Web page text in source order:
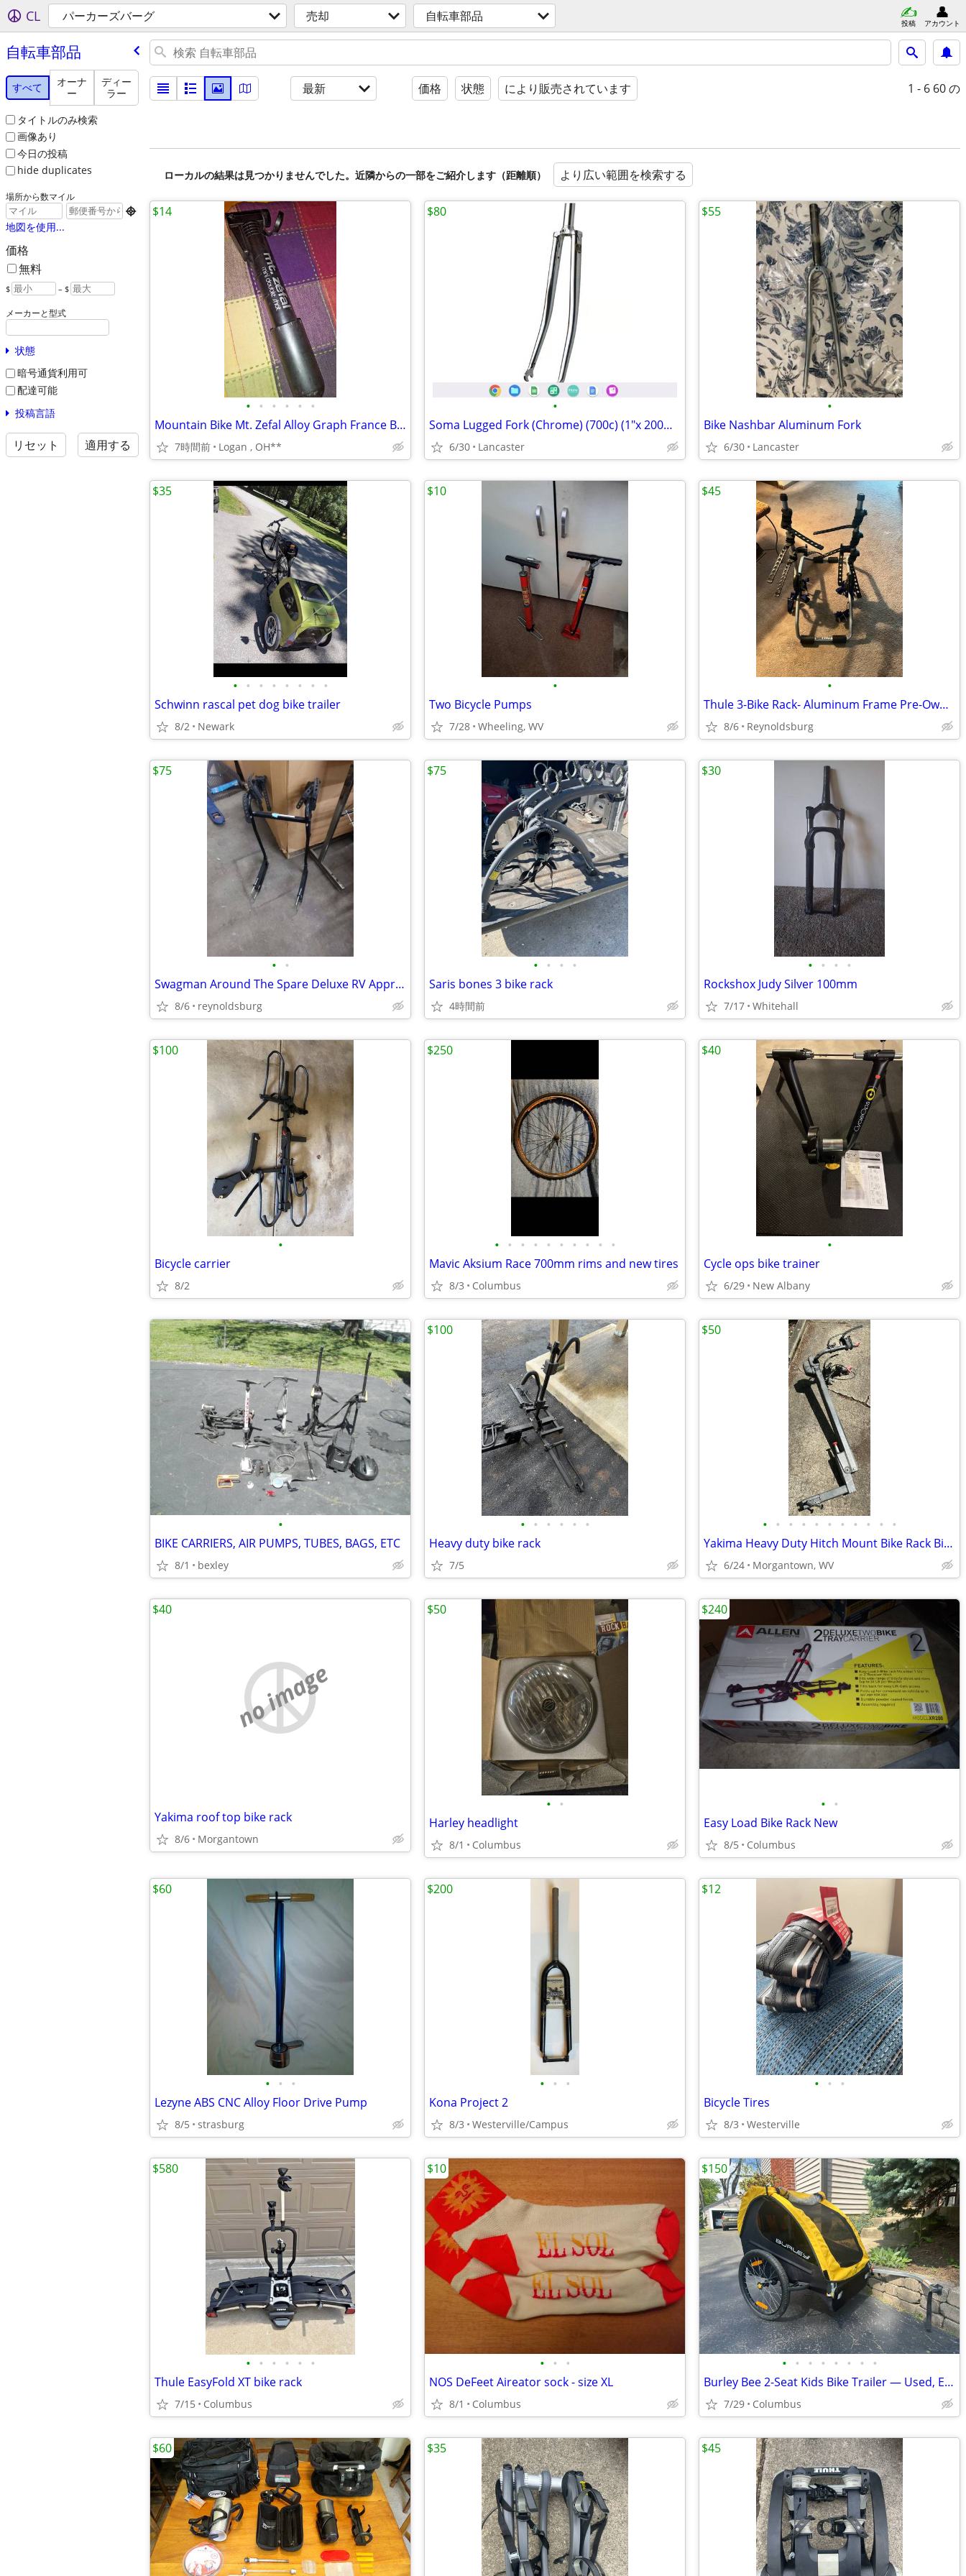
CL パーカーズバーグ 売却 自転車部品 投稿 アカウント
自転車部品
すべて
オーナ
ー
ディー
ラー
タイトルのみ検索
画像あり
今日の投稿
hide duplicates
場所から数マイル

地図を使用...
価格
無料
$ – $
メーカーと型式
状態
暗号通貨利用可
配達可能
投稿言語
リセット 適用する
最新 価格 状態 により販売されています 1 - 6 60 の
ローカルの結果は見つかりませんでした。近隣からの一部をご紹介します（距離順） より広い範囲を検索する
• • • • • •
Mountain Bike Mt. Zefal Alloy Graph France Bicycle Pump Black
7時間前 Logan , OH**
$14
•
Soma Lugged Fork (Chrome) (700c) (1"x 200mm)
6/30 Lancaster
$80
•
Bike Nashbar Aluminum Fork
6/30 Lancaster
$55
• • • • • • • •
Schwinn rascal pet dog bike trailer
8/2 Newark
$35
•
Two Bicycle Pumps
7/28 Wheeling, WV
$10
•
Thule 3-Bike Rack- Aluminum Frame Pre-Owned
8/6 Reynoldsburg
$45
• •
Swagman Around The Spare Deluxe RV Approved Bike Rack
8/6 reynoldsburg
$75
• • • •
Saris bones 3 bike rack
4時間前
$75
• • • •
Rockshox Judy Silver 100mm
7/17 Whitehall
$30
•
Bicycle carrier
8/2
$100
• • • • • • • • • •
Mavic Aksium Race 700mm rims and new tires
8/3 Columbus
$250
•
Cycle ops bike trainer
6/29 New Albany
$40
•
BIKE CARRIERS, AIR PUMPS, TUBES, BAGS, ETC
8/1 bexley
• • • • • •
Heavy duty bike rack
7/5
$100
• • • • • • • • • • •
Yakima Heavy Duty Hitch Mount Bike Rack Bicycle Carrier Holder Truck
6/24 Morgantown, WV
$50
no image
Yakima roof top bike rack
8/6 Morgantown
$40
• •
Harley headlight
8/1 Columbus
$50
• •
Easy Load Bike Rack New
8/5 Columbus
$240
• • •
Lezyne ABS CNC Alloy Floor Drive Pump
8/5 strasburg
$60
• • •
Kona Project 2
8/3 Westerville/Campus
$200
• • •
Bicycle Tires
8/3 Westerville
$12
• • • • • •
Thule EasyFold XT bike rack
7/15 Columbus
$580
• • •
NOS DeFeet Aireator sock - size XL
8/1 Columbus
$10
• • • • • • • •
Burley Bee 2-Seat Kids Bike Trailer — Used, Excellent Condition
7/29 Columbus
$150
$60 $35 $45